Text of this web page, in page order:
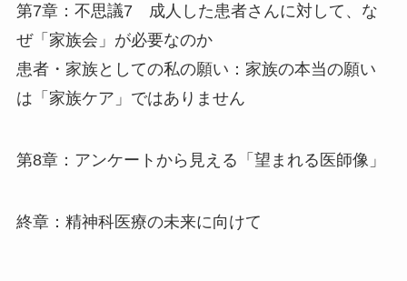
第7章：不思議7 成人した患者さんに対して、な
ぜ「家族会」が必要なのか
患者・家族としての私の願い：家族の本当の願い
は「家族ケア」ではありません
第8章：アンケートから見える「望まれる医師像」
終章：精神科医療の未来に向けて